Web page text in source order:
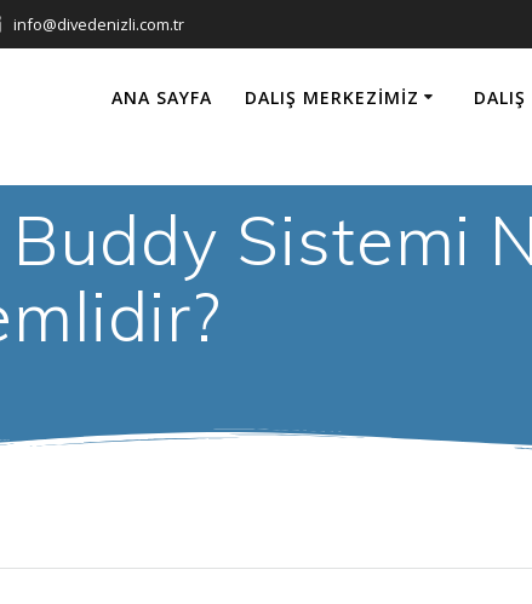
info@divedenizli.com.tr
ANA SAYFA DALIŞ MERKEZIMIZ DALIŞ
Buddy Sistemi